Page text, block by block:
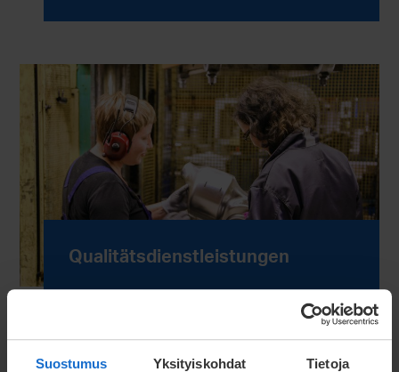
Suostumus Yksityiskohdat Tietoja
Qualitätsdienstleistungen
Lesen Sie mehr